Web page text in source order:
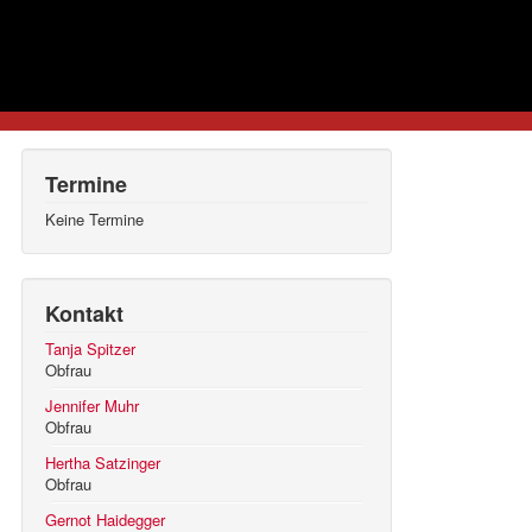
Termine
Keine Termine
Kontakt
Tanja Spitzer
Obfrau
Jennifer Muhr
Obfrau
Hertha Satzinger
Obfrau
Gernot Haidegger